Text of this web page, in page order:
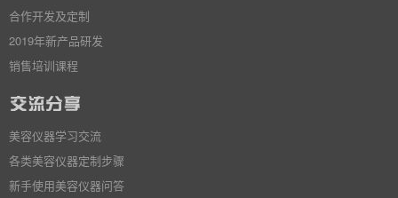
合作开发及定制
2019年新产品研发
销售培训课程
美容仪器学习交流
各类美容仪器定制步骤
新手使用美容仪器问答